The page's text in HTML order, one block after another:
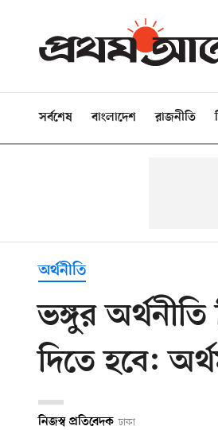
সর্বশেষ বাংলাদেশ রাজনীতি
অর্থনীতি
ভঙ্গুর
দিতে হবে:
নিজস্ব প্রতিবেদক ঢাকা